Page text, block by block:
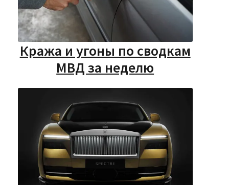
Кража и угоны по сводкам
МВД за неделю